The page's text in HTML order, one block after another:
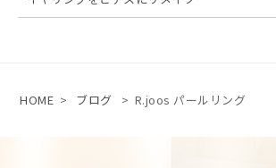
HOME > ブログ > R.joos パールリング